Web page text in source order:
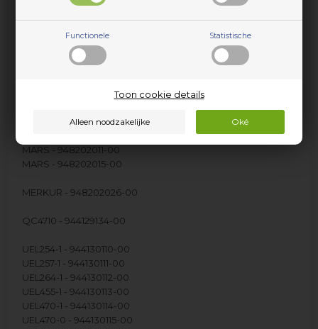
Functionele Statistische
Toon cookie details
IEL6714 - 944110140-00
IEL6715 - 944110141-00
IEL6717 - 944110142-00
IEL 200-1V - 944110126-00
IET4021 - 944110128-00
MARS - 948202011-00
MARS - 948202015-00
MERKUR - 948202026-00
QC4710 - 944129134-00
UEL254-1 - 944130110-00
UEL257-1 - 944130111-00
UEL264-1 - 944130112-00
UEL455-1 - 944130113-00
UEL470-1 - 944130114-00
UEL470-0 - 944130115-00